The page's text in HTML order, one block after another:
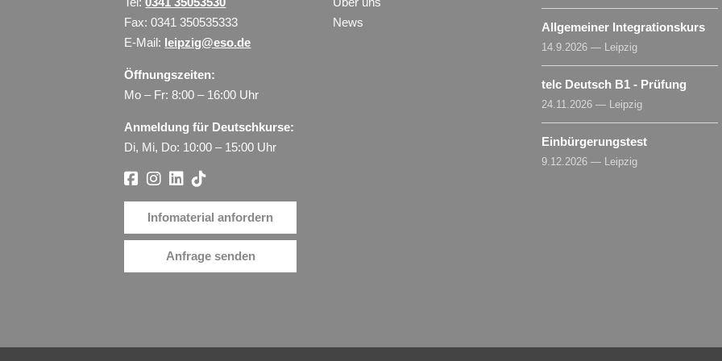
Fax: 0341 350535333
E-Mail: leipzig@eso.de
Öffnungszeiten:
Mo – Fr: 8:00 – 16:00 Uhr
Anmeldung für Deutschkurse:
Di, Mi, Do: 10:00 – 15:00 Uhr
Infomaterial anfordern
Anfrage senden
News
Allgemeiner Integrationskurs
14.9.2026 — Leipzig
telc Deutsch B1 - Prüfung
24.11.2026 — Leipzig
Einbürgerungstest
9.12.2026 — Leipzig